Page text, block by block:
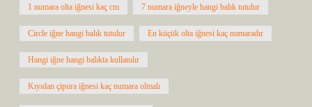
1 numara olta iğnesi kaç cm 7 numara iğneyle hangi balık tutulur
Circle iğne hangi balık tutulur En küçük olta iğnesi kaç numaradır
Hangi iğne hangi balıkta kullanılır
Kıyıdan çipura iğnesi kaç numara olmalı